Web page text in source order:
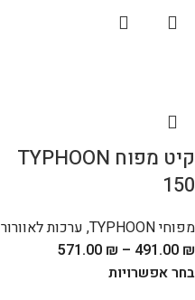
קיט מפוח TYPHOON
150
מפוחי TYPHOON , ערכות לאוורור
491.00 ₪
–
571.00 ₪
בחר אפשרויות